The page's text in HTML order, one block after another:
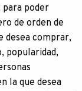
poder
de orden de
desea comprar,
popularidad,
la que desea